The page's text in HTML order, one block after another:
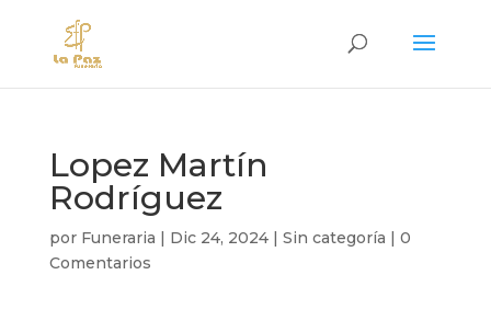
Lopez Martín
Rodríguez
por Funeraria | Dic 24, 2024| Sin categoría | 0
Comentarios